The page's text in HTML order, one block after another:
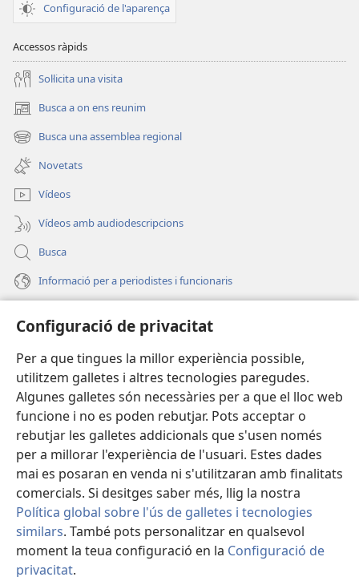
Configuració de privacitat
Per a que tingues la millor experiència possible,
utilitzem galletes i altres tecnologies paregudes.
Algunes galletes són necessàries per a que el lloc web
funcione i no es poden rebutjar. Pots acceptar o
rebutjar les galletes addicionals que s'usen només
per a millorar l'experiència de l'usuari. Estes dades
mai es posaran en venda ni s'utilitzaran amb finalitats
comercials. Si desitges saber més, llig la nostra
Política global sobre l'ús de galletes i tecnologies
similars. També pots personalitzar en qualsevol
moment la teua configuració en la Configuració de
privacitat.
Configuració de l'aparença
Accessos ràpids
Soŀlicita una visita
Busca a on ens reunim
(obri
en
una
finestra
nova)
Busca una assemblea regional
(obri
en
una
finestra
nova)
Novetats
Vídeos
Vídeos amb audiodescripcions
Busca
Informació per a periodistes i funcionaris
(obri
en
finestra
nova)
BIBLIOTECA EN LÍNIA Watchtower™
(obri
en
una
finestra
nova)
JW Hub
(obri
en
una
nova)
®
Copyright© 2026 Watch Tower Bible and Tract Society of Pennsylvania.
CONDICIONS D'ÚS